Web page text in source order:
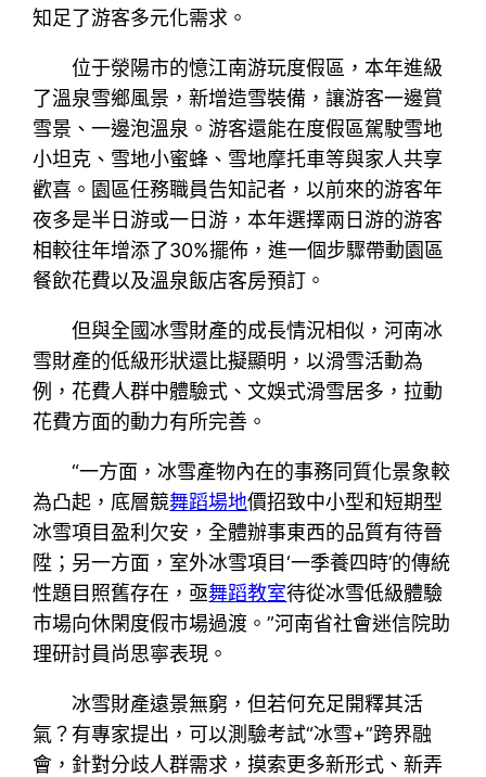
知足了游客多元化需求。
位于滎陽市的憶江南游玩度假區，本年進級
了溫泉雪鄉風景，新增造雪裝備，讓游客一邊賞
雪景、一邊泡溫泉。游客還能在度假區駕駛雪地
小坦克、雪地小蜜蜂、雪地摩托車等與家人共享
歡喜。園區任務職員告知記者，以前來的游客年
夜多是半日游或一日游，本年選擇兩日游的游客
相較往年增添了30%擺佈，進一個步驟帶動園區
餐飲花費以及溫泉飯店客房預訂。
但與全國冰雪財產的成長情況相似，河南冰
雪財產的低級形狀還比擬顯明，以滑雪活動為
例，花費人群中體驗式、文娛式滑雪居多，拉動
花費方面的動力有所完善。
“一方面，冰雪產物內在的事務同質化景象較
為凸起，底層競舞蹈場地價招致中小型和短期型
冰雪項目盈利欠安，全體辦事東西的品質有待晉
陞；另一方面，室外冰雪項目‘一季養四時’的傳統
性題目照舊存在，亟舞蹈教室待從冰雪低級體驗
市場向休閑度假市場過渡。”河南省社會迷信院助
理研討員尚思寧表現。
冰雪財產遠景無窮，但若何充足開釋其活
氣？有專家提出，可以測驗考試“冰雪+”跨界融
會，針對分歧人群需求，摸索更多新形式、新弄